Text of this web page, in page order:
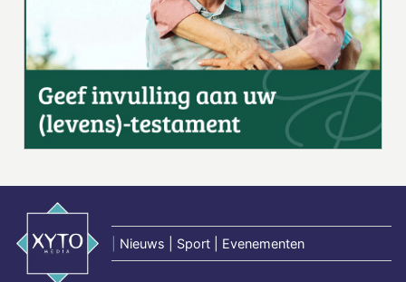
Nieuws | Sport | Evenementen